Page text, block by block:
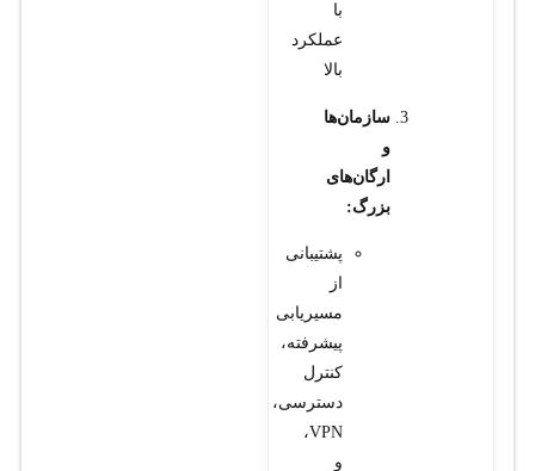
با
عملکرد
بالا
سازمان‌ها
و
ارگان‌های
بزرگ:
پشتیبانی
از
مسیریابی
پیشرفته،
کنترل
دسترسی،
VPN،
و